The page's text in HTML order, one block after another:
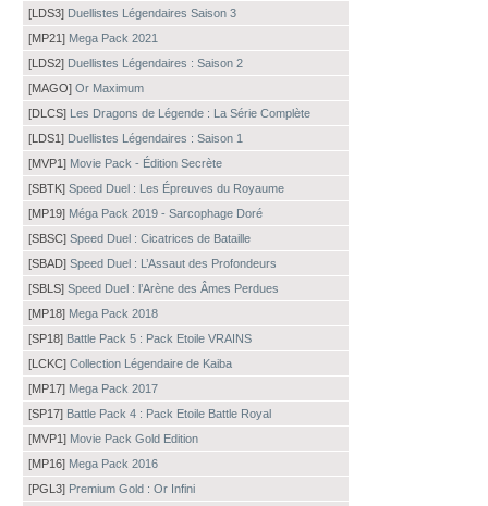
[LDS3] Duellistes Légendaires Saison 3
[MP21] Mega Pack 2021
[LDS2] Duellistes Légendaires : Saison 2
[MAGO] Or Maximum
[DLCS] Les Dragons de Légende : La Série Complète
[LDS1] Duellistes Légendaires : Saison 1
[MVP1] Movie Pack - Édition Secrète
[SBTK] Speed Duel : Les Épreuves du Royaume
[MP19] Méga Pack 2019 - Sarcophage Doré
[SBSC] Speed Duel : Cicatrices de Bataille
[SBAD] Speed Duel : L’Assaut des Profondeurs
[SBLS] Speed Duel : l’Arène des Âmes Perdues
[MP18] Mega Pack 2018
[SP18] Battle Pack 5 : Pack Etoile VRAINS
[LCKC] Collection Légendaire de Kaiba
[MP17] Mega Pack 2017
[SP17] Battle Pack 4 : Pack Etoile Battle Royal
[MVP1] Movie Pack Gold Edition
[MP16] Mega Pack 2016
[PGL3] Premium Gold : Or Infini